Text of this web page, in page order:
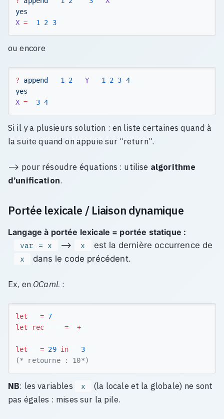
yes
X = 1 2 3]
ou encore
? append 1 2 Y 1 2 3 4]).
yes
X = 3 ,4
Si il y a plusieurs solution : en liste certaines quand à
la suite quand on appuie sur “return”.
⟶ pour résoudre équations : utilise algorithme
d’unification.
Portée lexicale / Liaison dynamique
Langage à portée lexicale = portée statique :
var = x ⟶ x est la dernière occurrence de
x dans le code précédent.
Ex, en OCamL :
let = 7
let
rec = +y
let = 29 in 3;;
(* retourne : 10*)
NB: les variables x
(la locale et la globale) ne sont
pas égales : mises sur la pile.